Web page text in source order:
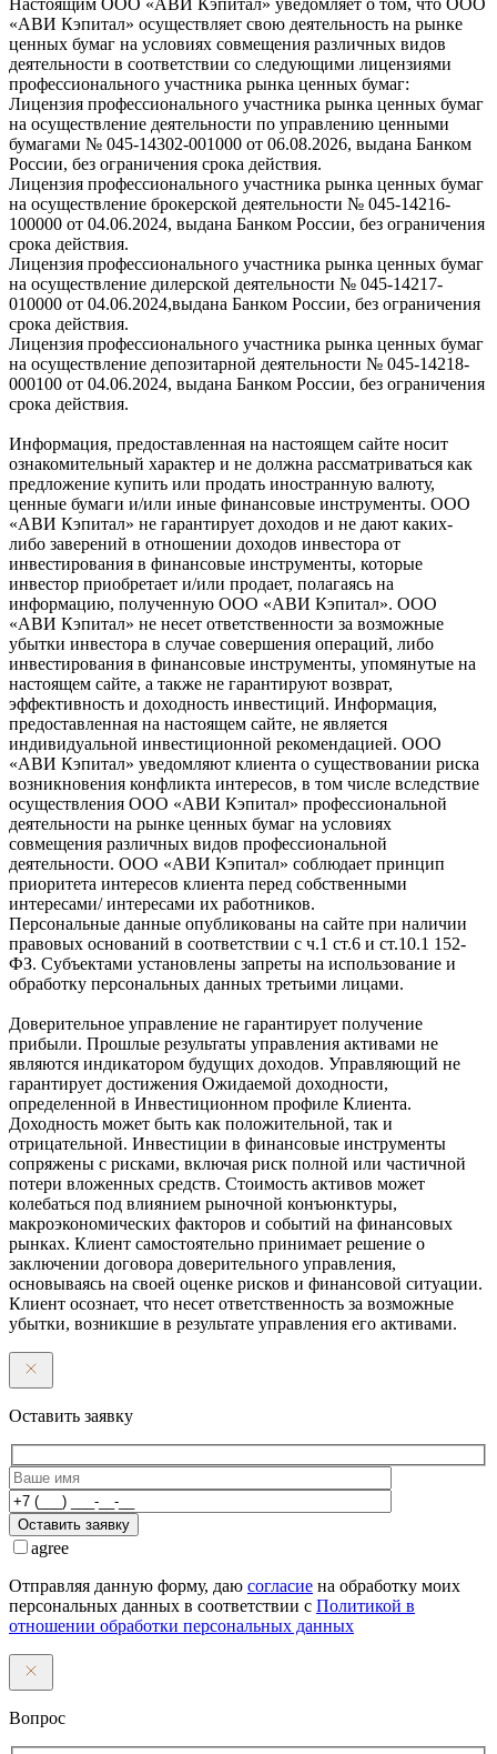
Настоящим ООО «АВИ Кэпитал» уведомляет о том, что ООО
«АВИ Кэпитал» осуществляет свою деятельность на рынке
ценных бумаг на условиях совмещения различных видов
деятельности в соответствии со следующими лицензиями
профессионального участника рынка ценных бумаг:
Лицензия профессионального участника рынка ценных бумаг
на осуществление деятельности по управлению ценными
бумагами № 045-14302-001000 от 06.08.2026, выдана Банком
России, без ограничения срока действия.
Лицензия профессионального участника рынка ценных бумаг
на осуществление брокерской деятельности № 045-14216-
100000 от 04.06.2024, выдана Банком России, без ограничения
срока действия.
Лицензия профессионального участника рынка ценных бумаг
на осуществление дилерской деятельности № 045-14217-
010000 от 04.06.2024,выдана Банком России, без ограничения
срока действия.
Лицензия профессионального участника рынка ценных бумаг
на осуществление депозитарной деятельности № 045-14218-
000100 от 04.06.2024, выдана Банком России, без ограничения
срока действия.
Информация, предоставленная на настоящем сайте носит
ознакомительный характер и не должна рассматриваться как
предложение купить или продать иностранную валюту,
ценные бумаги и/или иные финансовые инструменты. ООО
«АВИ Кэпитал» не гарантирует доходов и не дают каких-
либо заверений в отношении доходов инвестора от
инвестирования в финансовые инструменты, которые
инвестор приобретает и/или продает, полагаясь на
информацию, полученную ООО «АВИ Кэпитал». ООО
«АВИ Кэпитал» не несет ответственности за возможные
убытки инвестора в случае совершения операций, либо
инвестирования в финансовые инструменты, упомянутые на
настоящем сайте, а также не гарантируют возврат,
эффективность и доходность инвестиций. Информация,
предоставленная на настоящем сайте, не является
индивидуальной инвестиционной рекомендацией. ООО
«АВИ Кэпитал» уведомляют клиента о существовании риска
возникновения конфликта интересов, в том числе вследствие
осуществления ООО «АВИ Кэпитал» профессиональной
деятельности на рынке ценных бумаг на условиях
совмещения различных видов профессиональной
деятельности. ООО «АВИ Кэпитал» соблюдает принцип
приоритета интересов клиента перед собственными
интересами/ интересами их работников.
Персональные данные опубликованы на сайте при наличии
правовых оснований в соответствии с ч.1 ст.6 и ст.10.1 152-
ФЗ. Субъектами установлены запреты на использование и
обработку персональных данных третьими лицами.
Доверительное управление не гарантирует получение
прибыли. Прошлые результаты управления активами не
являются индикатором будущих доходов. Управляющий не
гарантирует достижения Ожидаемой доходности,
определенной в Инвестиционном профиле Клиента.
Доходность может быть как положительной, так и
отрицательной. Инвестиции в финансовые инструменты
сопряжены с рисками, включая риск полной или частичной
потери вложенных средств. Стоимость активов может
колебаться под влиянием рыночной конъюнктуры,
макроэкономических факторов и событий на финансовых
рынках. Клиент самостоятельно принимает решение о
заключении договора доверительного управления,
основываясь на своей оценке рисков и финансовой ситуации.
Клиент осознает, что несет ответственность за возможные
убытки, возникшие в результате управления его активами.
Оставить заявку
Оставить заявку
agree
Отправляя данную форму, даю согласие на обработку моих
персональных данных в соответствии с Политикой в
отношении обработки персональных данных
Вопрос